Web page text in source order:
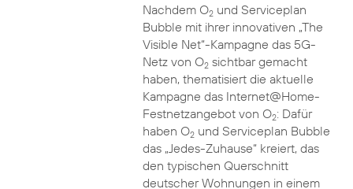
Nachdem O2und Serviceplan
Bubble mit ihrer innovativen „The
Visible Net“-Kampagne das 5G-
Netz von O2sichtbar gemacht
haben, thematisiert die aktuelle
Kampagne das Internet@Home-
Festnetzangebot von O2: Dafür
haben O2und Serviceplan Bubble
das „Jedes-Zuhause“ kreiert, das
den typischen Querschnitt
deutscher Wohnungen in einem